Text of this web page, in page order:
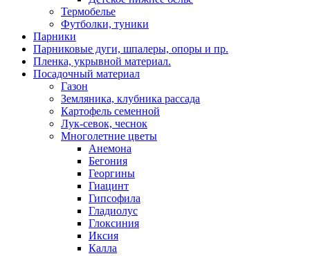
Термобелье
Футболки, туники
Парники
Парниковые дуги, шпалеры, опоры и пр.
Пленка, укрывной материал.
Посадочный материал
Газон
Земляника, клубника рассада
Картофель семенной
Лук-севок, чеснок
Многолетние цветы
Анемона
Бегония
Георгины
Гиацинт
Гипсофила
Гладиолус
Глоксиния
Иксия
Калла